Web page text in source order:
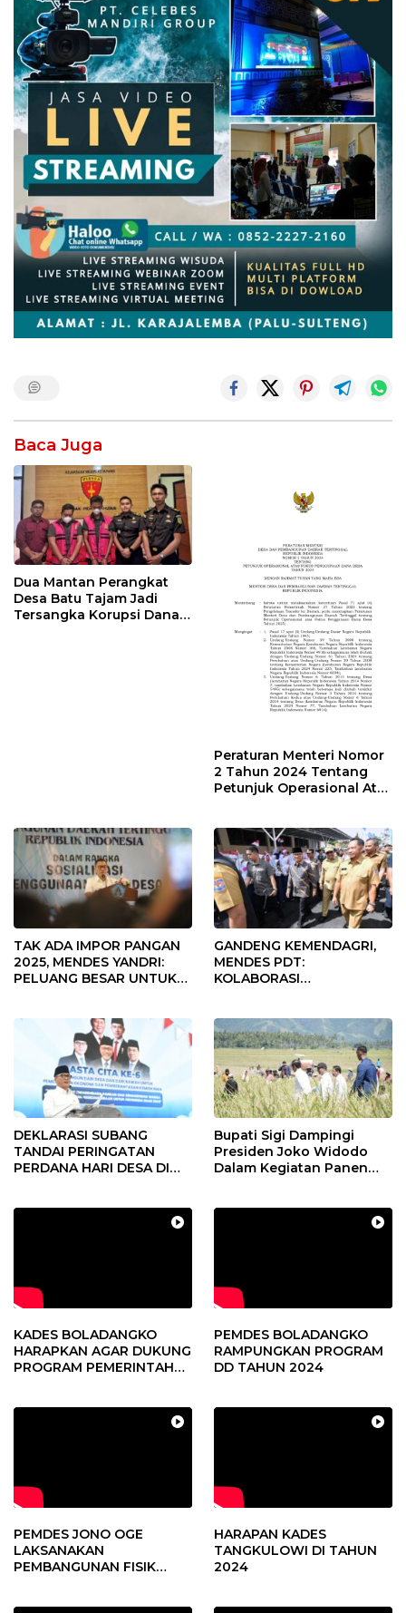
Baca Juga
Dua Mantan Perangkat
Desa Batu Tajam Jadi
Tersangka Korupsi Dana
Peraturan Menteri Nomor
2 Tahun 2024 Tentang
Petunjuk Operasional Atas
TAK ADA IMPOR PANGAN
2025, MENDES YANDRI:
PELUANG BESAR UNTUK
GANDENG KEMENDAGRI,
MENDES PDT:
KOLABORASI
DEKLARASI SUBANG
TANDAI PERINGATAN
PERDANA HARI DESA DI
Bupati Sigi Dampingi
Presiden Joko Widodo
Dalam Kegiatan Panen
KADES BOLADANGKO
HARAPKAN AGAR DUKUNG
PROGRAM PEMERINTAH
PEMDES BOLADANGKO
RAMPUNGKAN PROGRAM
DD TAHUN 2024
PEMDES JONO OGE
LAKSANAKAN
PEMBANGUNAN FISIK
HARAPAN KADES
TANGKULOWI DI TAHUN
2024